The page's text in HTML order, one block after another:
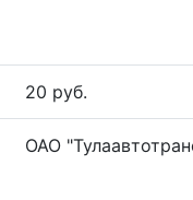
20 руб.
ОАО